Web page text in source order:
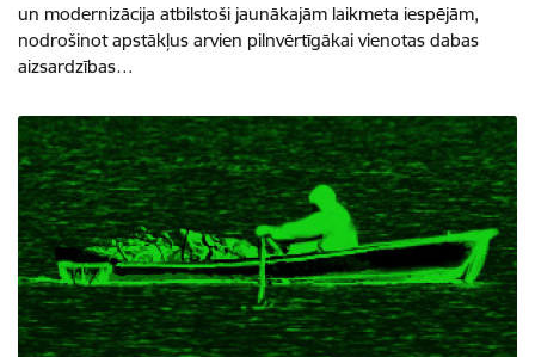
un modernizācija atbilstoši jaunākajām laikmeta iespējām,
nodrošinot apstākļus arvien pilnvērtīgākai vienotas dabas
aizsardzības…